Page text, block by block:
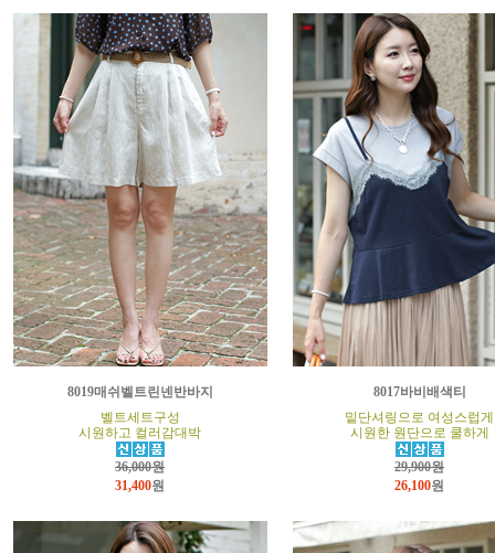
8019매쉬벨트린넨반바지
벨트세트구성
시원하고 컬러감대박
36,000원
31,400원
8017바비배색티
밑단셔링으로 여성스럽게
시원한 원단으로 쿨하게
29,900원
26,100원